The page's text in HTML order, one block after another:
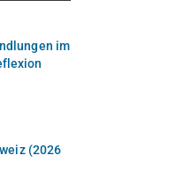
im
(2026